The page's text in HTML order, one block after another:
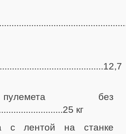
без
кг
с лентой на станке